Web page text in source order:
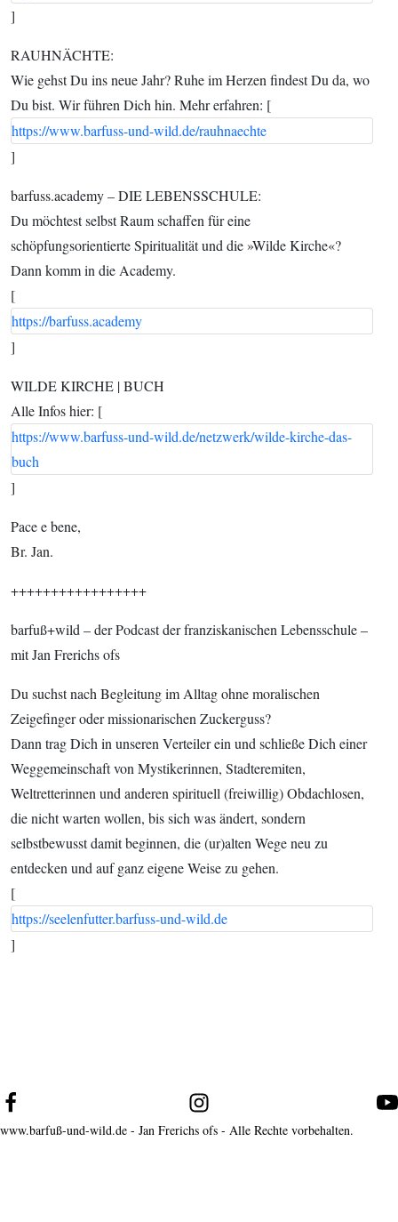
]
RAUHNÄCHTE:
Wie gehst Du ins neue Jahr? Ruhe im Herzen findest Du da, wo
Du bist. Wir führen Dich hin. Mehr erfahren: [
https://www.barfuss-und-wild.de/rauhnaechte
]
barfuss.academy – DIE LEBENSSCHULE:
Du möchtest selbst Raum schaffen für eine
schöpfungsorientierte Spiritualität und die »Wilde Kirche«?
Dann komm in die Academy.
[
https://barfuss.academy
]
WILDE KIRCHE | BUCH
Alle Infos hier: [
https://www.barfuss-und-wild.de/netzwerk/wilde-kirche-das-
buch
]
Pace e bene,
Br. Jan.
+++++++++++++++++
barfuß+wild – der Podcast der franziskanischen Lebensschule –
mit Jan Frerichs ofs
Du suchst nach Begleitung im Alltag ohne moralischen
Zeigefinger oder missionarischen Zuckerguss?
Dann trag Dich in unseren Verteiler ein und schließe Dich einer
Weggemeinschaft von Mystikerinnen, Stadteremiten,
Weltretterinnen und anderen spirituell (freiwillig) Obdachlosen,
die nicht warten wollen, bis sich was ändert, sondern
selbstbewusst damit beginnen, die (ur)alten Wege neu zu
entdecken und auf ganz eigene Weise zu gehen.
[
https://seelenfutter.barfuss-und-wild.de
]
www.barfuß-und-wild.de - Jan Frerichs ofs - Alle Rechte vorbehalten.